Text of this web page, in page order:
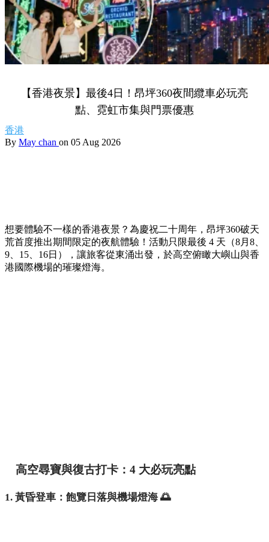
【香港夜景】最後4日！昂坪360夜間纜車必玩亮
點、霓虹市集與門票優惠
香港
By May chan on 05 Aug 2026
想要體驗不一樣的香港夜景？為慶祝二十周年，昂坪360破天
荒首度推出期間限定的夜航體驗！活動只限最後 4 天（8月8、
9、15、16日），讓旅客從東涌出發，於高空俯瞰大嶼山與香
港國際機場的璀璨燈海。
高空尋寶與復古打卡：4 大必玩亮點
1. 黃昏登車：飽覽日落與機場燈海 🌅